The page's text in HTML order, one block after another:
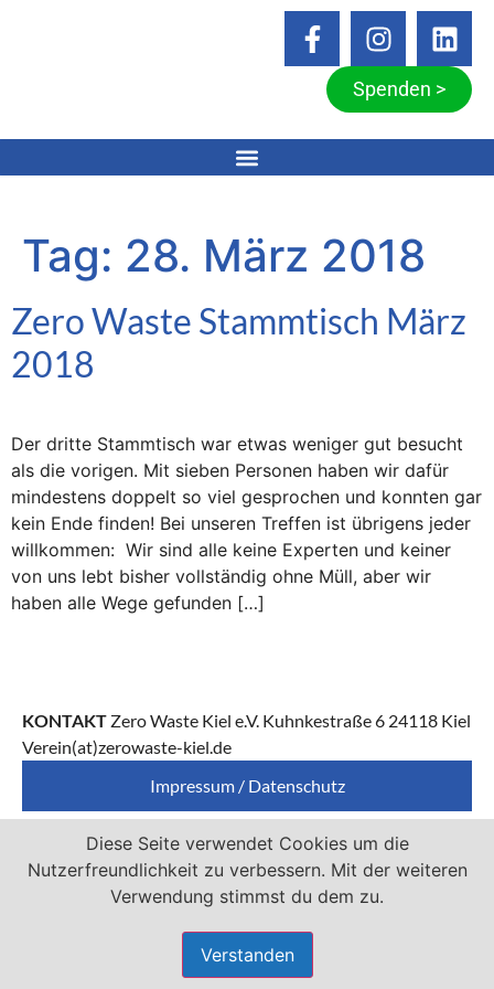
Spenden >
Tag: 28. März 2018
Zero Waste Stammtisch März
2018
Der dritte Stammtisch war etwas weniger gut besucht
als die vorigen. Mit sieben Personen haben wir dafür
mindestens doppelt so viel gesprochen und konnten gar
kein Ende finden! Bei unseren Treffen ist übrigens jeder
willkommen: Wir sind alle keine Experten und keiner
von uns lebt bisher vollständig ohne Müll, aber wir
haben alle Wege gefunden […]
KONTAKT Zero Waste Kiel e.V. Kuhnkestraße 6 24118 Kiel
Verein(at)zerowaste-kiel.de
Impressum / Datenschutz
Zero Waste Kiel e.V. ist Mitglied von
Diese Seite verwendet Cookies um die
Nutzerfreundlichkeit zu verbessern. Mit der weiteren
Verwendung stimmst du dem zu.
Verstanden